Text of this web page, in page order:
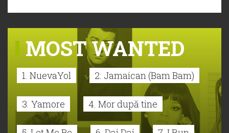
MOST WANTED
1. NuevaYol 2. Jamaican (Bam Bam)
3. Yamore 4. Mor după tine